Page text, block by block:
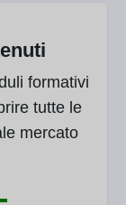
formativi
tutte le
mercato